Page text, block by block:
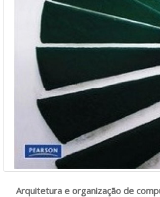
Arquitetura e organização de